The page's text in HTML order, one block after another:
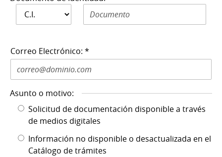
Documento de
Identidad: *
Documento de Identidad N: *
Correo Electrónico: *
Asunto o motivo:
Solicitud de documentación disponible a través
de medios digitales
Información no disponible o desactualizada en el
Catálogo de trámites